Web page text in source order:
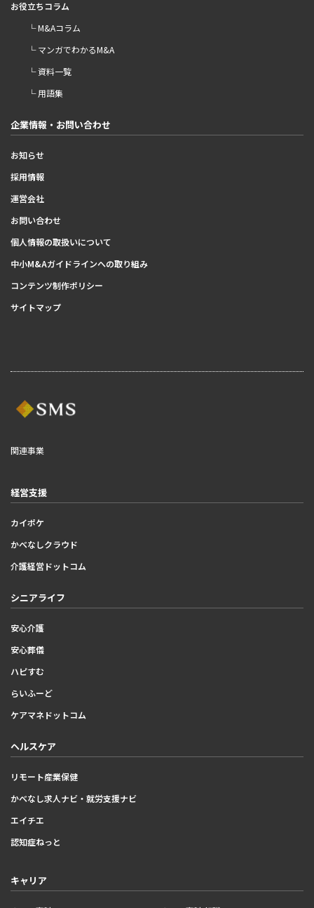
お役立ちコラム
└ M&Aコラム
└ マンガでわかるM&A
└ 資料一覧
└ 用語集
企業情報・お問い合わせ
お知らせ
採用情報
運営会社
お問い合わせ
個人情報の取扱いについて
中小M&Aガイドラインへの取り組み
コンテンツ制作ポリシー
サイトマップ
関連事業
経営支援
カイポケ
かべなしクラウド
介護経営ドットコム
シニアライフ
安心介護
安心葬儀
ハピすむ
らいふーど
ケアマネドットコム
ヘルスケア
リモート産業保健
かべなし求人ナビ・就労支援ナビ
エイチエ
認知症ねっと
キャリア